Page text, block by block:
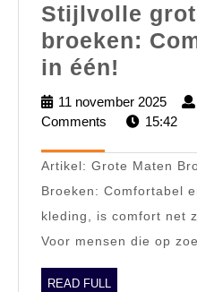
Stijlvolle
broeken:
in één!
grote
maten
en
Trend
11 november 2025
11
Comments
15:42
Artikel: Grote Maten
Broeken: Comfortabel
kleding, is comfort net
Voor mensen die op
READ FULL